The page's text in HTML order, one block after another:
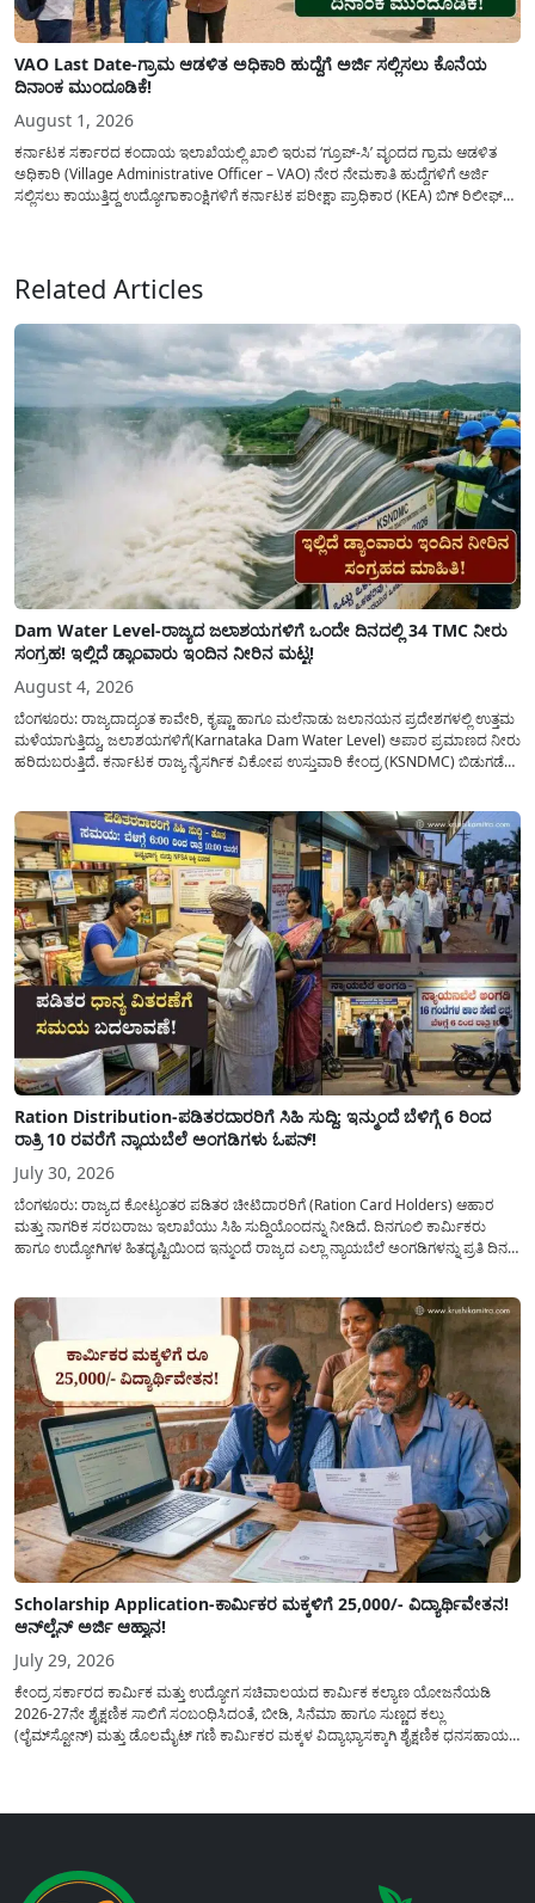
VAO Last Date-ಗ್ರಾಮ ಆಡಳಿತ ಅಧಿಕಾರಿ ಹುದ್ದೆಗೆ ಅರ್ಜಿ ಸಲ್ಲಿಸಲು ಕೊನೆಯ
ದಿನಾಂಕ ಮುಂದೂಡಿಕೆ!
August 1, 2026
ಕರ್ನಾಟಕ ಸರ್ಕಾರದ ಕಂದಾಯ ಇಲಾಖೆಯಲ್ಲಿ ಖಾಲಿ ಇರುವ ‘ಗ್ರೂಪ್-ಸಿ’ ವೃಂದದ ಗ್ರಾಮ ಆಡಳಿತ
ಅಧಿಕಾರಿ (Village Administrative Officer – VAO) ನೇರ ನೇಮಕಾತಿ ಹುದ್ದೆಗಳಿಗೆ ಅರ್ಜಿ
ಸಲ್ಲಿಸಲು ಕಾಯುತ್ತಿದ್ದ ಉದ್ಯೋಗಾಕಾಂಕ್ಷಿಗಳಿಗೆ ಕರ್ನಾಟಕ ಪರೀಕ್ಷಾ ಪ್ರಾಧಿಕಾರ (KEA) ಬಿಗ್ ರಿಲೀಫ್
Related Articles
Dam Water Level-ರಾಜ್ಯದ ಜಲಾಶಯಗಳಿಗೆ ಒಂದೇ ದಿನದಲ್ಲಿ 34 TMC ನೀರು
ಸಂಗ್ರಹ! ಇಲ್ಲಿದೆ ಡ್ಯಾಂವಾರು ಇಂದಿನ ನೀರಿನ ಮಟ್ಟ!
August 4, 2026
ಬೆಂಗಳೂರು: ರಾಜ್ಯದಾದ್ಯಂತ ಕಾವೇರಿ, ಕೃಷ್ಣಾ ಹಾಗೂ ಮಲೆನಾಡು ಜಲಾನಯನ ಪ್ರದೇಶಗಳಲ್ಲಿ ಉತ್ತಮ
ಮಳೆಯಾಗುತ್ತಿದ್ದು, ಜಲಾಶಯಗಳಿಗೆ(Karnataka Dam Water Level) ಅಪಾರ ಪ್ರಮಾಣದ ನೀರು
ಹರಿದುಬರುತ್ತಿದೆ. ಕರ್ನಾಟಕ ರಾಜ್ಯ ನೈಸರ್ಗಿಕ ವಿಕೋಪ ಉಸ್ತುವಾರಿ ಕೇಂದ್ರ (KSNDMC) ಬಿಡುಗಡೆ
Ration Distribution-ಪಡಿತರದಾರರಿಗೆ ಸಿಹಿ ಸುದ್ದಿ: ಇನ್ಮುಂದೆ ಬೆಳಿಗ್ಗೆ 6 ರಿಂದ
ರಾತ್ರಿ 10 ರವರೆಗೆ ನ್ಯಾಯಬೆಲೆ ಅಂಗಡಿಗಳು ಓಪನ್!
July 30, 2026
ಬೆಂಗಳೂರು: ರಾಜ್ಯದ ಕೋಟ್ಯಂತರ ಪಡಿತರ ಚೀಟಿದಾರರಿಗೆ (Ration Card Holders) ಆಹಾರ
ಮತ್ತು ನಾಗರಿಕ ಸರಬರಾಜು ಇಲಾಖೆಯು ಸಿಹಿ ಸುದ್ದಿಯೊಂದನ್ನು ನೀಡಿದೆ. ದಿನಗೂಲಿ ಕಾರ್ಮಿಕರು
ಹಾಗೂ ಉದ್ಯೋಗಿಗಳ ಹಿತದೃಷ್ಟಿಯಿಂದ ಇನ್ಮುಂದೆ ರಾಜ್ಯದ ಎಲ್ಲಾ ನ್ಯಾಯಬೆಲೆ ಅಂಗಡಿಗಳನ್ನು ಪ್ರತಿ ದಿನ
Scholarship Application-ಕಾರ್ಮಿಕರ ಮಕ್ಕಳಿಗೆ 25,000/- ವಿದ್ಯಾರ್ಥಿವೇತನ!
ಆನ್‍ಲೈನ್ ಅರ್ಜಿ ಆಹ್ವಾನ!
July 29, 2026
ಕೇಂದ್ರ ಸರ್ಕಾರದ ಕಾರ್ಮಿಕ ಮತ್ತು ಉದ್ಯೋಗ ಸಚಿವಾಲಯದ ಕಾರ್ಮಿಕ ಕಲ್ಯಾಣ ಯೋಜನೆಯಡಿ
2026-27ನೇ ಶೈಕ್ಷಣಿಕ ಸಾಲಿಗೆ ಸಂಬಂಧಿಸಿದಂತೆ, ಬೀಡಿ, ಸಿನೆಮಾ ಹಾಗೂ ಸುಣ್ಣದ ಕಲ್ಲು
(ಲೈಮ್‍ಸ್ಟೋನ್) ಮತ್ತು ಡೊಲಮೈಟ್ ಗಣಿ ಕಾರ್ಮಿಕರ ಮಕ್ಕಳ ವಿದ್ಯಾಭ್ಯಾಸಕ್ಕಾಗಿ ಶೈಕ್ಷಣಿಕ ಧನಸಹಾಯ/